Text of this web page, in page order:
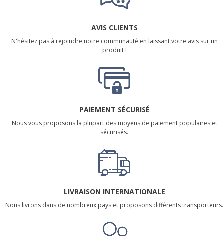
AVIS CLIENTS
N'hésitez pas à rejoindre notre communauté en laissant votre avis sur un
produit !
PAIEMENT SÉCURISÉ
Nous vous proposons la plupart des moyens de paiement populaires et
sécurisés.
LIVRAISON INTERNATIONALE
Nous livrons dans de nombreux pays et proposons différents transporteurs.